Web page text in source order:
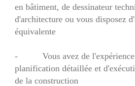
en bâtiment, de dessinateur
d'architecture ou vous disposez
équivalente
- Vous avez de l'expérience
planification détaillée et
de la construction